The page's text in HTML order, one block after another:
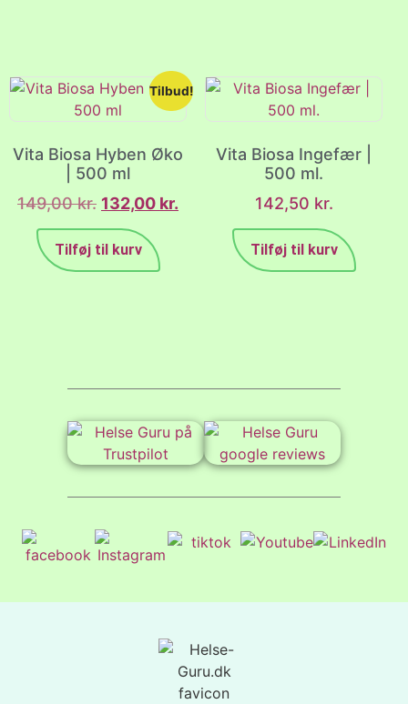
Tilbud!
Vita Biosa Hyben Øko
| 500 ml
149,00kr. 132,00 kr.
Tilføj til kurv
Vita Biosa Ingefær |
500 ml.
142,50 kr.
Tilføj til kurv